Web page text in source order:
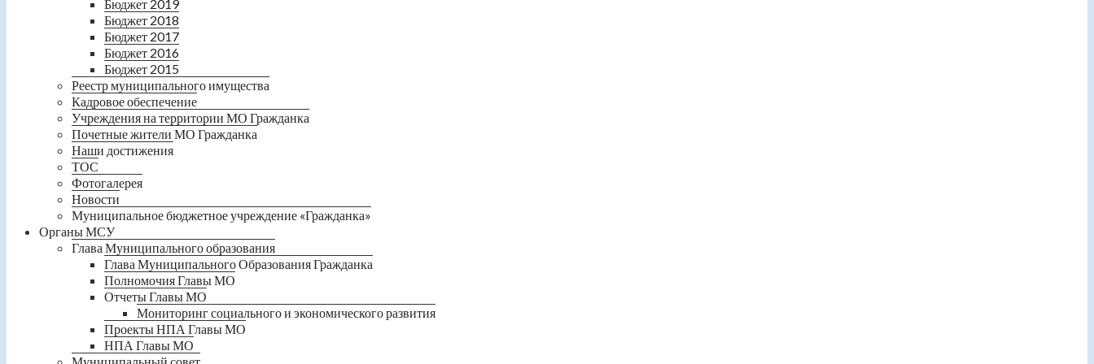
Бюджет 2019
Бюджет 2018
Бюджет 2017
Бюджет 2016
Бюджет 2015
Реестр муниципального имущества
Кадровое обеспечение
Учреждения на территории МО Гражданка
Почетные жители МО Гражданка
Наши достижения
ТОС
Фотогалерея
Новости
Муниципальное бюджетное учреждение «Гражданка»
Органы МСУ
Глава Муниципального образования
Глава Муниципального Образования Гражданка
Полномочия Главы МО
Отчеты Главы МО
Мониторинг социального и экономического развития
Проекты НПА Главы МО
НПА Главы МО